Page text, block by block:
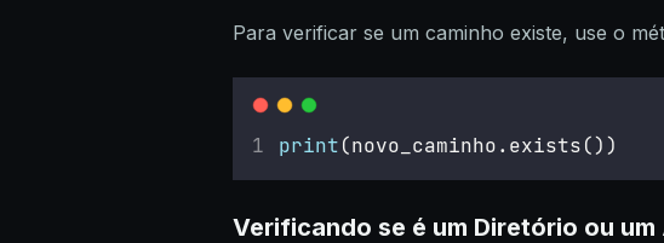
Para verificar se um caminho existe, use o
print(novo_caminho.exists())
Verificando se é um Diretório ou